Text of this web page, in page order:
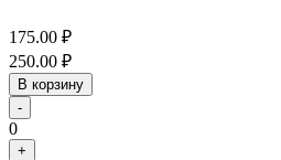
175.00 ₽
250.00 ₽
В корзину
-
0
+